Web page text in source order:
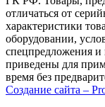
отличаться от
характеристики
оборудовании,
спецпредложения и
приведены для
время без
Создание сайта –